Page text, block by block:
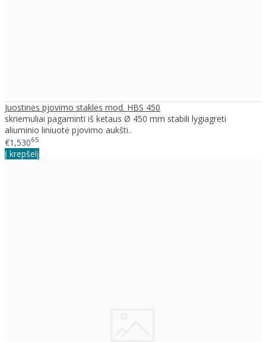
Juostinės pjovimo staklės mod. HBS 450
skriemuliai pagaminti iš ketaus Ø 450 mm stabili lygiagreti
aliuminio liniuotė pjovimo aukšti..
€1,53065
Į krepšelį